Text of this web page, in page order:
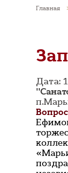
Главная
Дата: